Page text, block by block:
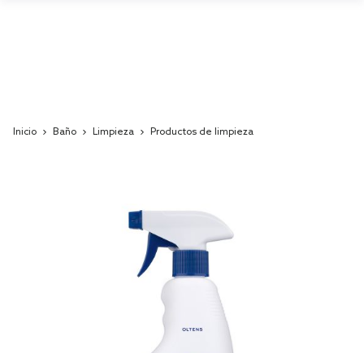
Inicio Baño Limpieza Productos de limpieza